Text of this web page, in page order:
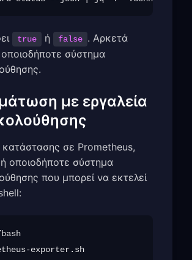
true ή false . Αρκετά
σύστημα
με εργαλεία
σε Prometheus,
οποιοδήποτε σύστημα
που μπορεί να εκτελεί
exporter.sh